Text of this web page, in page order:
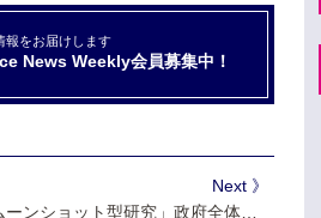
報をお届けします
News Weekly会員募集中！
Next 》
本薬学会第145年会 ３月26日から29日まで
福岡市のベイサイドエリアで開催